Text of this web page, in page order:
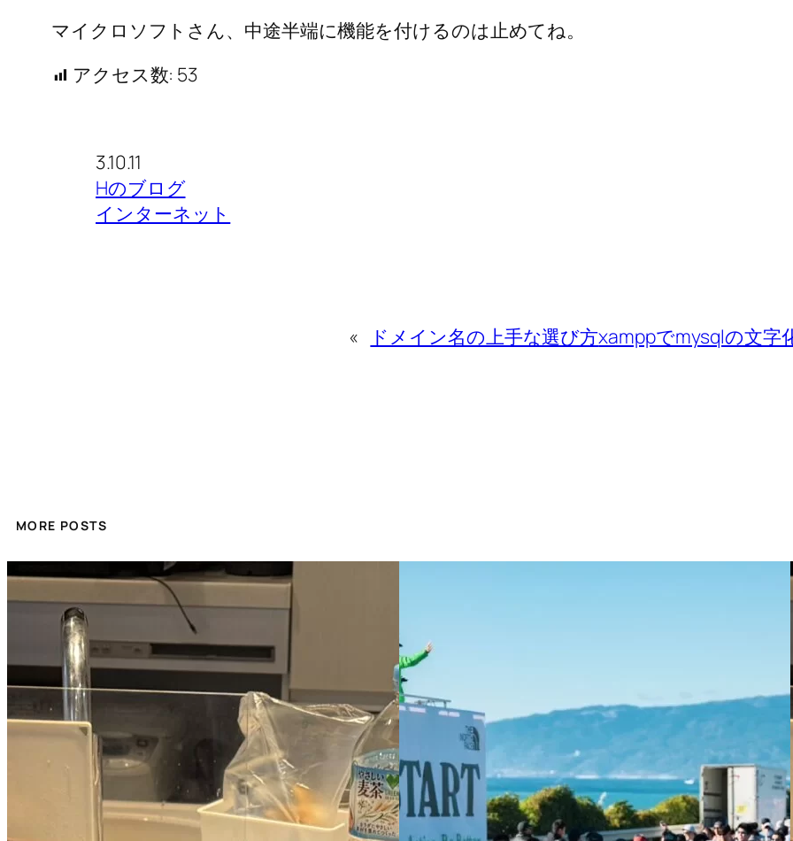
マイクロソフトさん、中途半端に機能を付けるのは止めてね。
アクセス数: 53
3.10.11
Hのブログ
インターネット
« ドメイン名の上手な選び方xamppでmysqlの文字
MORE POSTS